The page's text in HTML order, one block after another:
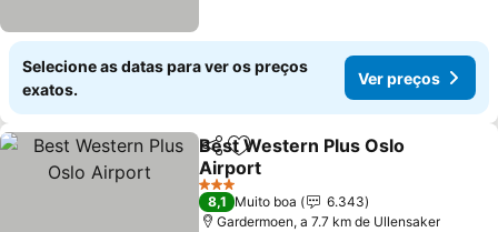
Selecione as datas para ver os preços
exatos.
Ver preços
PartilharAdicionar aos favoritos
Best Western Plus Oslo
Airport
3 Estrelas
8,1 Muito boa
6.343
Gardermoen, a 7.7 km de Ullensaker